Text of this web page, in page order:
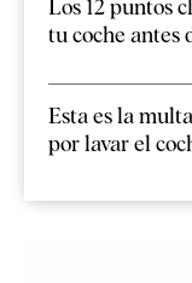
Los 12 puntos
tu coche antes
Esta es la
por lavar el